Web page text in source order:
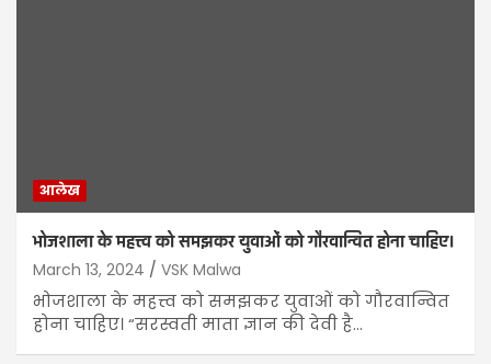
आलेख
भोजशाला के महत्त्व को समझकर युवाओं को गौरवान्वित होना चाहिए।
March 13, 2024 VSK Malwa
भोजशाला के महत्त्व को समझकर युवाओं को गौरवान्वित
होना चाहिए। “सरस्वती माता ज्ञान की देवी है…